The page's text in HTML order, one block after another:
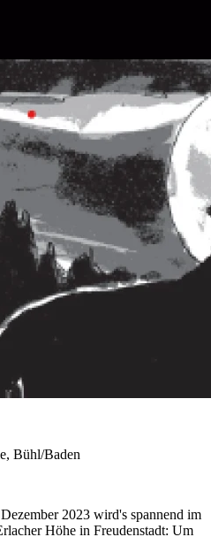
Bühl/Baden
2023 wird's spannend im
Höhe in Freudenstadt: Um